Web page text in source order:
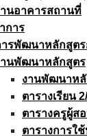
านอาคารสถานที่
การ
ารพัฒนาหลักสูตร
านพัฒนาหลักสูตร
งานพัฒนาหลั
ตารางเรียน
ตารางครูผู้ส
ตารางการใ